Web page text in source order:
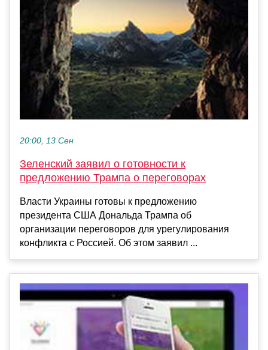
20:00, 13 Сен
Зеленский заявил о готовности к
предложению Трампа о переговорах
Власти Украины готовы к предложению
президента США Дональда Трампа об
организации переговоров для урегулирования
конфликта с Россией. Об этом заявил ...